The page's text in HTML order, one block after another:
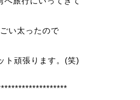
い太ったので
ト頑張ります。(笑)